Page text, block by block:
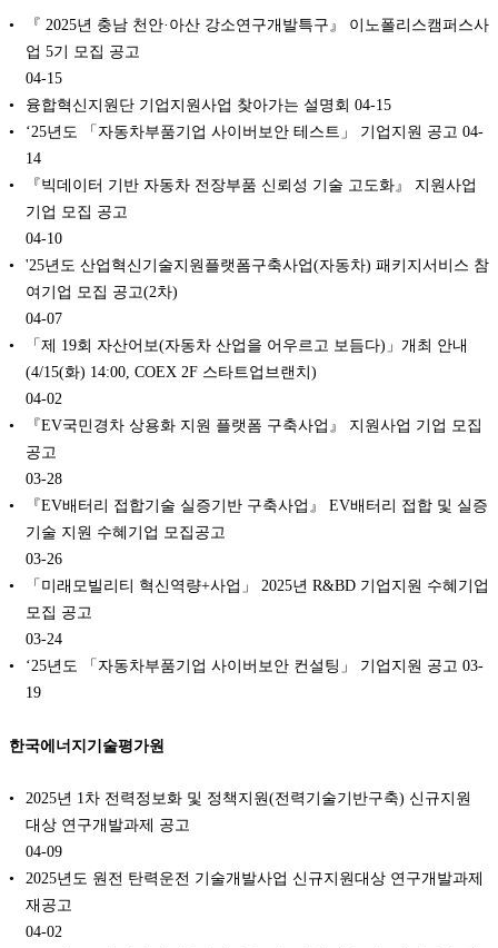
『 2025년 충남 천안·아산 강소연구개발특구』 이노폴리스캠퍼스사
업 5기 모집 공고
04-15
융합혁신지원단 기업지원사업 찾아가는 설명회 04-15
‘25년도 「자동차부품기업 사이버보안 테스트」 기업지원 공고 04-
14
『빅데이터 기반 자동차 전장부품 신뢰성 기술 고도화』 지원사업
기업 모집 공고
04-10
'25년도 산업혁신기술지원플랫폼구축사업(자동차) 패키지서비스 참
여기업 모집 공고(2차)
04-07
「제 19회 자산어보(자동차 산업을 어우르고 보듬다)」개최 안내
(4/15(화) 14:00, COEX 2F 스타트업브랜치)
04-02
『EV국민경차 상용화 지원 플랫폼 구축사업』 지원사업 기업 모집
공고
03-28
『EV배터리 접합기술 실증기반 구축사업』 EV배터리 접합 및 실증
기술 지원 수혜기업 모집공고
03-26
「미래모빌리티 혁신역량+사업」 2025년 R&BD 기업지원 수혜기업
모집 공고
03-24
‘25년도 「자동차부품기업 사이버보안 컨설팅」 기업지원 공고 03-
19
한국에너지기술평가원
2025년 1차 전력정보화 및 정책지원(전력기술기반구축) 신규지원
대상 연구개발과제 공고
04-09
2025년도 원전 탄력운전 기술개발사업 신규지원대상 연구개발과제
재공고
04-02